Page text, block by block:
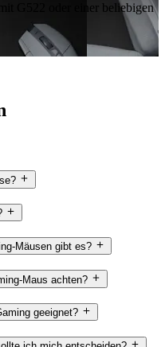
G522 oder einer beliebigen
Mäusen gibt es?
Maus achten?
geeignet?